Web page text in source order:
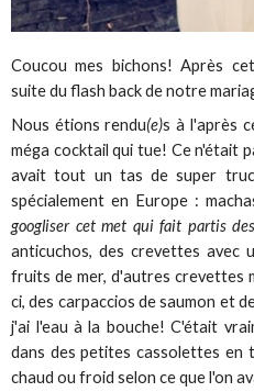
Coucou mes bichons! Après
suite du flash back de notre
Nous étions rendu(e)s à l'après
méga cocktail qui tue! Ce n'était
avait tout un tas de super
spécialement en Europe :
googliser cet met qui fait partis
anticuchos, des crevettes avec
fruits de mer, d'autres crevettes
ci, des carpaccios de saumon et
j'ai l'eau à la bouche! C'était
dans des petites cassolettes en
chaud ou froid selon ce que l'on